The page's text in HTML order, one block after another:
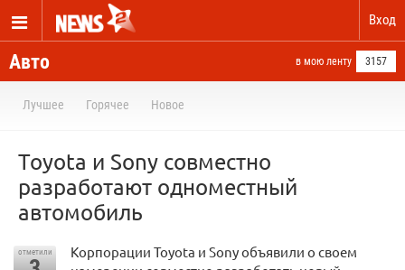
Вход
Авто в мою ленту 3157
Лучшее Горячее Новое
Toyota и Sony совместно
разработают одноместный
автомобиль
отметили
Корпорации Toyota и Sony объявили о своем